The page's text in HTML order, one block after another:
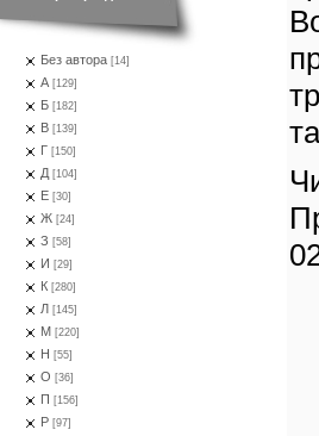
Без автора [14]
А [129]
Б [182]
В [139]
Г [150]
Д [104]
Е [30]
Ж [24]
З [58]
И [29]
К [280]
Л [145]
М [220]
Н [55]
О [36]
П [156]
Р [97]